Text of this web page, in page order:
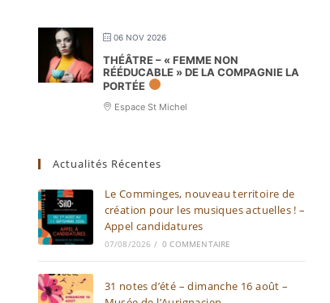
06 NOV 2026
THÉÂTRE – « FEMME NON
RÉÉDUCABLE » DE LA COMPAGNIE LA
PORTÉE
Espace St Michel
Actualités Récentes
Le Comminges, nouveau territoire de
création pour les musiques actuelles ! –
Appel candidatures
07/08/2026 / 0 COMMENTAIRE
31 notes d’été – dimanche 16 août –